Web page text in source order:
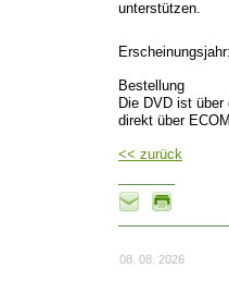
unterstützen.
Bestellung
Die DVD ist
direkt über
<< zurück
08. 08. 2026